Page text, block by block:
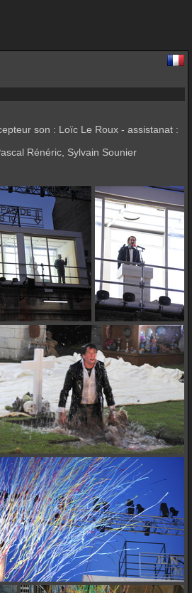
son : Loïc Le Roux - assistanat :
Rénéric, Sylvain Sounier